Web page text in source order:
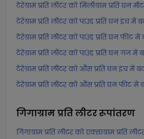
टेरेग्राम प्रति लीटर को मिलीग्राम प्रति घन
टेरेग्राम प्रति लीटर को पाउंड प्रति घन इंच में
टेरेग्राम प्रति लीटर को पाउंड प्रति घन फीट
टेरेग्राम प्रति लीटर को पाउंड प्रति घन गज में
टेरेग्राम प्रति लीटर को औंस प्रति घन इंच में
टेरेग्राम प्रति लीटर को औंस प्रति घन फीट में
गिगाग्राम प्रति लीटररूपांतरण
गिगाग्राम प्रति लीटर को एक्साग्राम प्रति